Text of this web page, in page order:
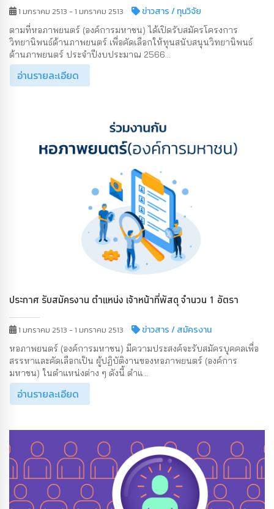
1 มกราคม 2513 - 1 มกราคม 2513 ข่าวสาร/ ทุนวิจัย
ตามที่หอภาพยนตร์ (องค์การมหาชน) ได้เปิดรับสมัครโครงการ
วิทยานิพนธ์ด้านภาพยนตร์ เพื่อคัดเลือกให้ทุนสนับสนุนวิทยานิพนธ์
ด้านภาพยนตร์ ประจำปีงบประมาณ 2566...
อ่านรายละเอียด
ประกาศ รับสมัครงาน ตำแหน่ง เจ้าหน้าที่พัสดุ จำนวน 1 อัตรา
1 มกราคม 2513 - 1 มกราคม 2513 ข่าวสาร/ สมัครงาน
หอภาพยนตร์ (องค์การมหาชน) มีความประสงค์จะรับสมัครบุคคลเพื่อ
สรรหาและคัดเลือกเป็น ผู้ปฏิบัติงานของหอภาพยนตร์ (องค์การ
มหาชน) ในตำแหน่งต่าง ๆ ดังนี้ ตำแ...
อ่านรายละเอียด